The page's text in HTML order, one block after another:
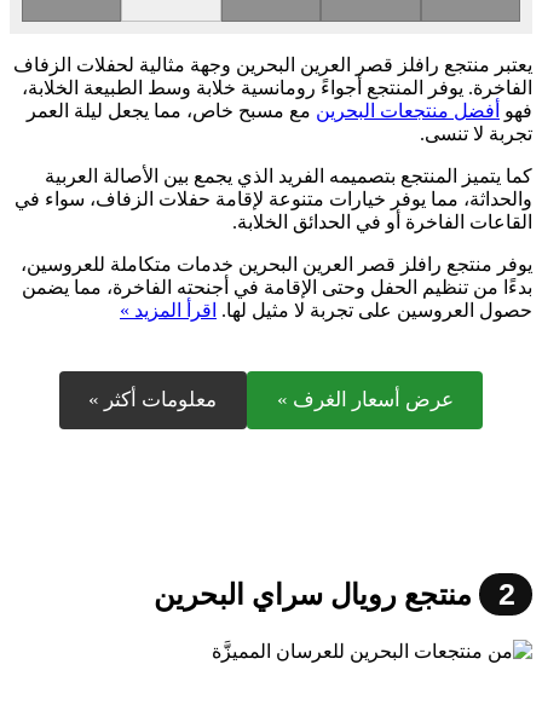
يعتبر منتجع رافلز قصر العرين البحرين وجهة مثالية لحفلات الزفاف
الفاخرة. يوفر المنتجع أجواءً رومانسية خلابة وسط الطبيعة الخلابة،
فهو أفضل منتجعات البحرين مع مسبح خاص، مما يجعل ليلة العمر
تجربة لا تنسى.
كما يتميز المنتجع بتصميمه الفريد الذي يجمع بين الأصالة العربية
والحداثة، مما يوفر خيارات متنوعة لإقامة حفلات الزفاف، سواء في
القاعات الفاخرة أو في الحدائق الخلابة.
يوفر منتجع رافلز قصر العرين البحرين خدمات متكاملة للعروسين،
بدءًا من تنظيم الحفل وحتى الإقامة في أجنحته الفاخرة، مما يضمن
حصول العروسين على تجربة لا مثيل لها. اقرأ المزيد »
عرض أسعار الغرف » معلومات أكثر »
2 منتجع رويال سراي البحرين